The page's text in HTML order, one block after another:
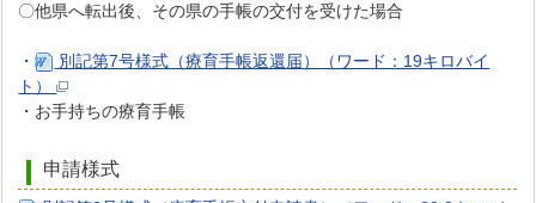
〇他県へ転出後、その県の手帳の交付を受けた場合
・
別記第7号様式（療育手帳返還届）（ワード：19キロバイ
ト）
・お手持ちの療育手帳
申請様式